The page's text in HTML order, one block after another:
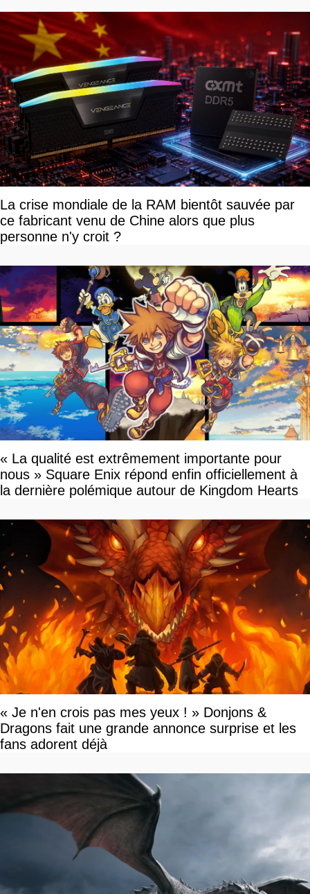
La crise mondiale de la RAM bientôt sauvée par
ce fabricant venu de Chine alors que plus
personne n'y croit ?
« La qualité est extrêmement importante pour
nous » Square Enix répond enfin officiellement à
la dernière polémique autour de Kingdom Hearts
« Je n'en crois pas mes yeux ! » Donjons &
Dragons fait une grande annonce surprise et les
fans adorent déjà